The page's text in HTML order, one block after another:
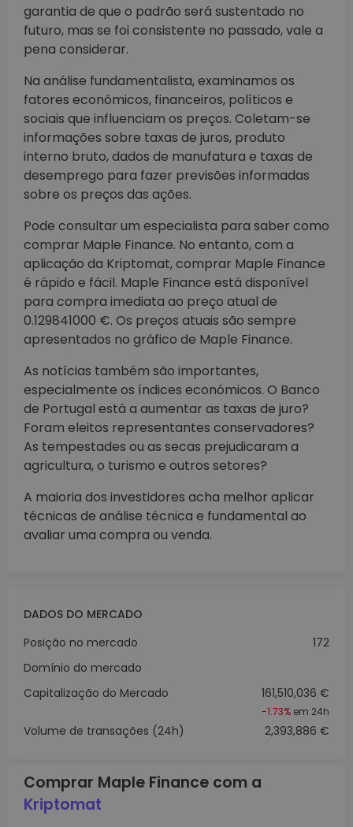
garantia de que o padrão será sustentado no
futuro, mas se foi consistente no passado, vale a
pena considerar.
Na análise fundamentalista, examinamos os
fatores econômicos, financeiros, políticos e
sociais que influenciam os preços. Coletam-se
informações sobre taxas de juros, produto
interno bruto, dados de manufatura e taxas de
desemprego para fazer previsões informadas
sobre os preços das ações.
Pode consultar um especialista para saber como
comprar Maple Finance. No entanto, com a
aplicação da Kriptomat, comprar Maple Finance
é rápido e fácil. Maple Finance está disponível
para compra imediata ao preço atual de
0.129841000 €. Os preços atuais são sempre
apresentados no gráfico de Maple Finance.
As notícias também são importantes,
especialmente os índices económicos. O Banco
de Portugal está a aumentar as taxas de juro?
Foram eleitos representantes conservadores?
As tempestades ou as secas prejudicaram a
agricultura, o turismo e outros setores?
A maioria dos investidores acha melhor aplicar
técnicas de análise técnica e fundamental ao
avaliar uma compra ou venda.
DADOS DO MERCADO
Posição no mercado
172
Domínio do mercado
Capitalização do Mercado
161,510,036 €
-1.73% em 24h
Volume de transações (24h) 2,393,886 €
Comprar Maple Finance com a
Kriptomat